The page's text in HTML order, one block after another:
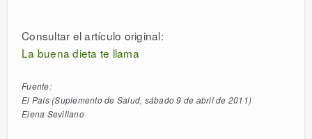
LICENCIAS
Consultar el artículo original:
La buena dieta te llama
Fuente:
El País (Suplemento de Salud, sábado 9 de abril de 2011)
Elena Sevillano